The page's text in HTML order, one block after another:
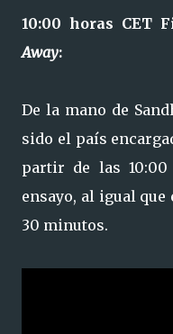
10:00 horas CET
Away:
De la mano de
sido el país
partir de las
ensayo, al igual
30 minutos.